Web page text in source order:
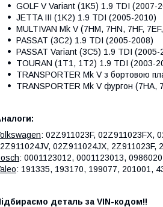
GOLF V Variant (1K5) 1.9 TDI (2007-
JETTA III (1K2) 1.9 TDI (2005-2010)
MULTIVAN Mk V (7HM, 7HN, 7HF,
PASSAT (3C2) 1.9 TDI (2005-2008)
PASSAT Variant (3C5) 1.9 TDI (2005-
TOURAN (1T1, 1T2) 1.9 TDI (2003-
TRANSPORTER Mk V з бортовою
TRANSPORTER Mk V фургон (7HA,
: 02Z911023F, 02Z911023FX,
02Z911024JX, 2Z911023F,
: 0001123012, 0001123013,
: 191335, 193170, 199077, 201001,
деталь за VIN-кодом!!